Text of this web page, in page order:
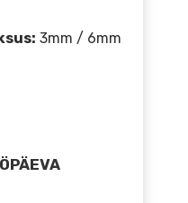
3mm / 6mm